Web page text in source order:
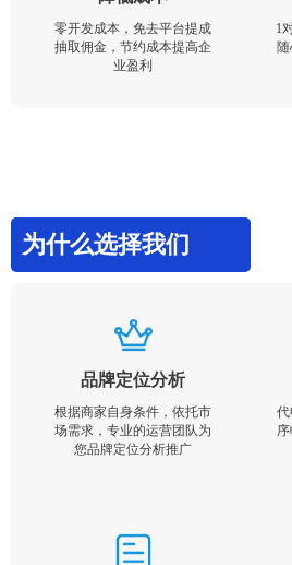
零开发成本，免去平台提成
抽取佣金，节约成本提高企
业盈利
1
为什么选择我们
品牌定位分析
根据商家自身条件，依托市
场需求，专业的运营团队为
您品牌定位分析推广